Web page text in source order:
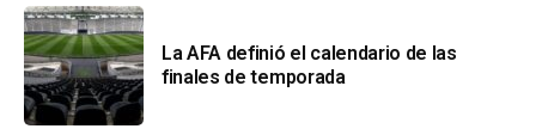
La AFA definió el calendario de las
finales de temporada